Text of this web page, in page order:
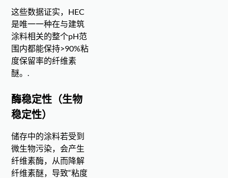
这些数据证实，HEC
是唯一一种在与建筑
涂料相关的整个pH范
围内都能保持>90%粘
度保留率的纤维素
醚。.
酶稳定性（生物
稳定性）
储存中的涂料若受到
微生物污染，会产生
纤维素酶，从而降解
纤维素醚，导致“粘度